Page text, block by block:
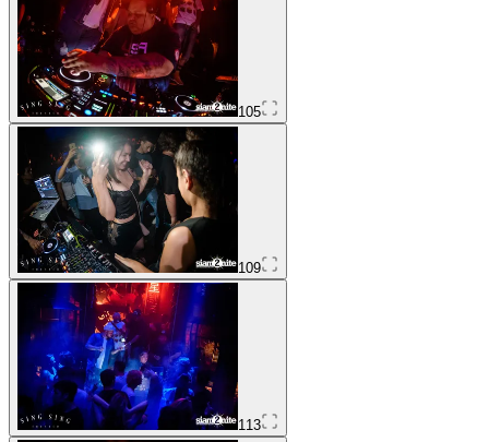
105
109
113